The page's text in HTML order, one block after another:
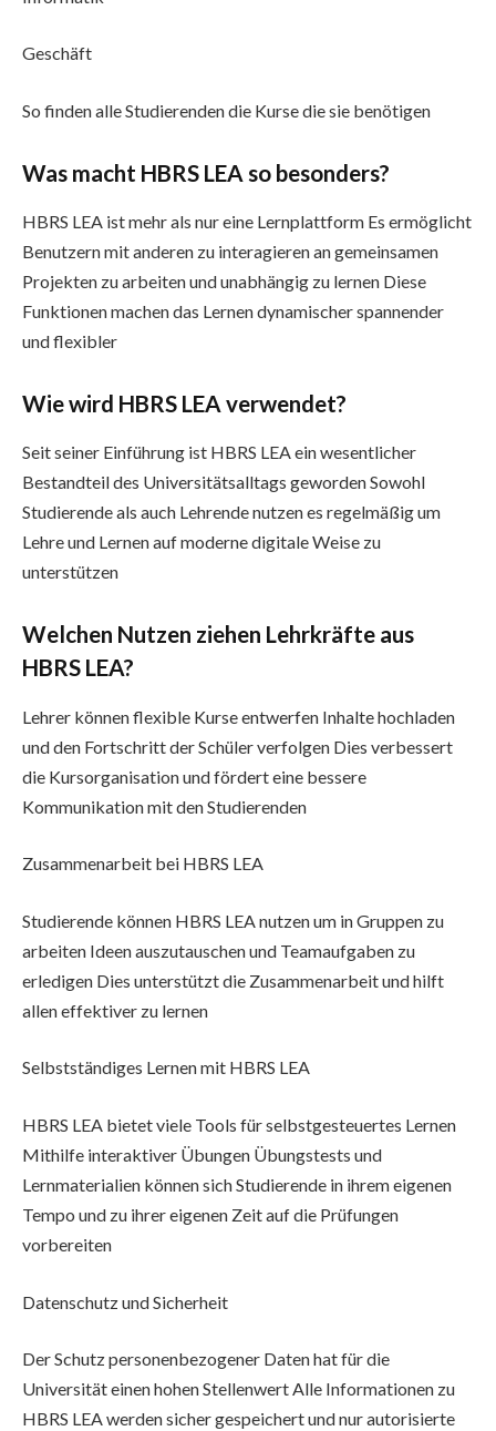
Geschäft
So finden alle Studierenden die Kurse die sie benötigen
Was macht HBRS LEA so besonders?
HBRS LEA ist mehr als nur eine Lernplattform Es ermöglicht
Benutzern mit anderen zu interagieren an gemeinsamen
Projekten zu arbeiten und unabhängig zu lernen Diese
Funktionen machen das Lernen dynamischer spannender
und flexibler
Wie wird HBRS LEA verwendet?
Seit seiner Einführung ist HBRS LEA ein wesentlicher
Bestandteil des Universitätsalltags geworden Sowohl
Studierende als auch Lehrende nutzen es regelmäßig um
Lehre und Lernen auf moderne digitale Weise zu
unterstützen
Welchen Nutzen ziehen Lehrkräfte aus
HBRS LEA?
Lehrer können flexible Kurse entwerfen Inhalte hochladen
und den Fortschritt der Schüler verfolgen Dies verbessert
die Kursorganisation und fördert eine bessere
Kommunikation mit den Studierenden
Zusammenarbeit bei HBRS LEA
Studierende können HBRS LEA nutzen um in Gruppen zu
arbeiten Ideen auszutauschen und Teamaufgaben zu
erledigen Dies unterstützt die Zusammenarbeit und hilft
allen effektiver zu lernen
Selbstständiges Lernen mit HBRS LEA
HBRS LEA bietet viele Tools für selbstgesteuertes Lernen
Mithilfe interaktiver Übungen Übungstests und
Lernmaterialien können sich Studierende in ihrem eigenen
Tempo und zu ihrer eigenen Zeit auf die Prüfungen
vorbereiten
Datenschutz und Sicherheit
Der Schutz personenbezogener Daten hat für die
Universität einen hohen Stellenwert Alle Informationen zu
HBRS LEA werden sicher gespeichert und nur autorisierte